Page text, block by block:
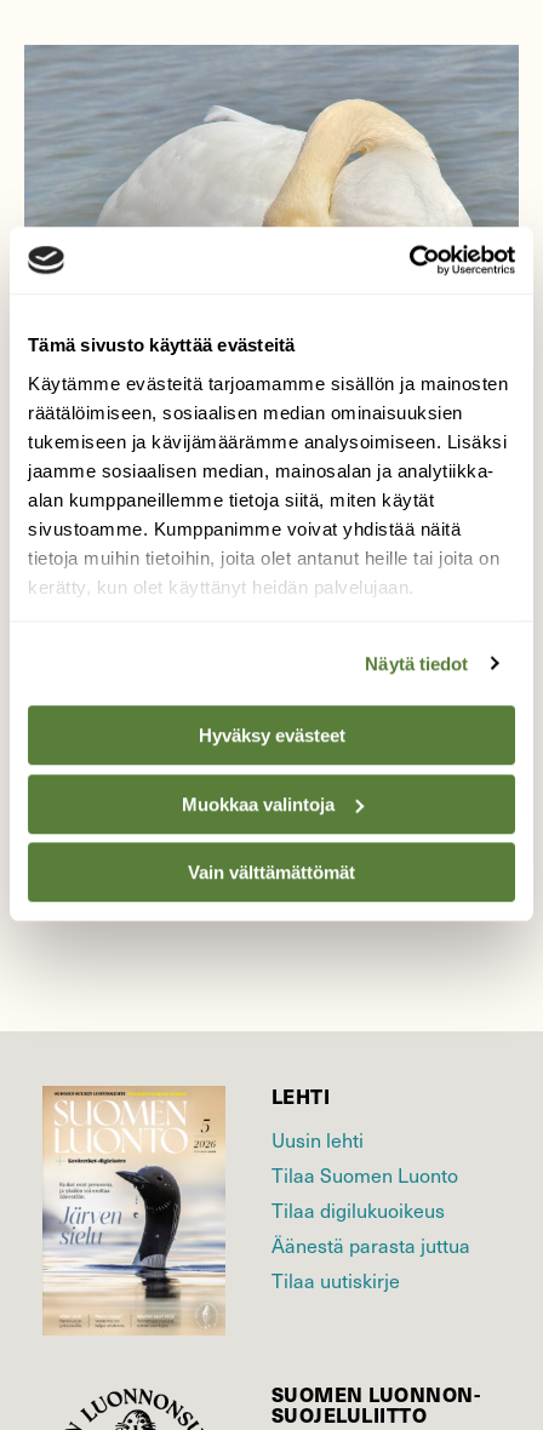
Tämä sivusto käyttää evästeitä
Käytämme evästeitä tarjoamamme sisällön ja mainosten
räätälöimiseen, sosiaalisen median ominaisuuksien
tukemiseen ja kävijämäärämme analysoimiseen. Lisäksi
jaamme sosiaalisen median, mainosalan ja analytiikka-
alan kumppaneillemme tietoja siitä, miten käytät
sivustoamme. Kumppanimme voivat yhdistää näitä
tietoja muihin tietoihin, joita olet antanut heille tai joita on
kerätty, kun olet käyttänyt heidän palvelujaan.
Näytä tiedot
Hyväksy evästeet
Muokkaa valintoja
Vain välttämättömät
Syyhyttää niin!
Kyhmyjoutsenella on huolto tauko.
Valokuvaaja: Reijo Juurinen, Töölönlahti Kesäkuu
TAKAISIN LISTAAN
LEHTI
Uusin lehti
Tilaa Suomen Luonto
Tilaa digilukuoikeus
Äänestä parasta juttua
Tilaa uutiskirje
SUOMEN LUONNON­
SUOJELU­LIITTO